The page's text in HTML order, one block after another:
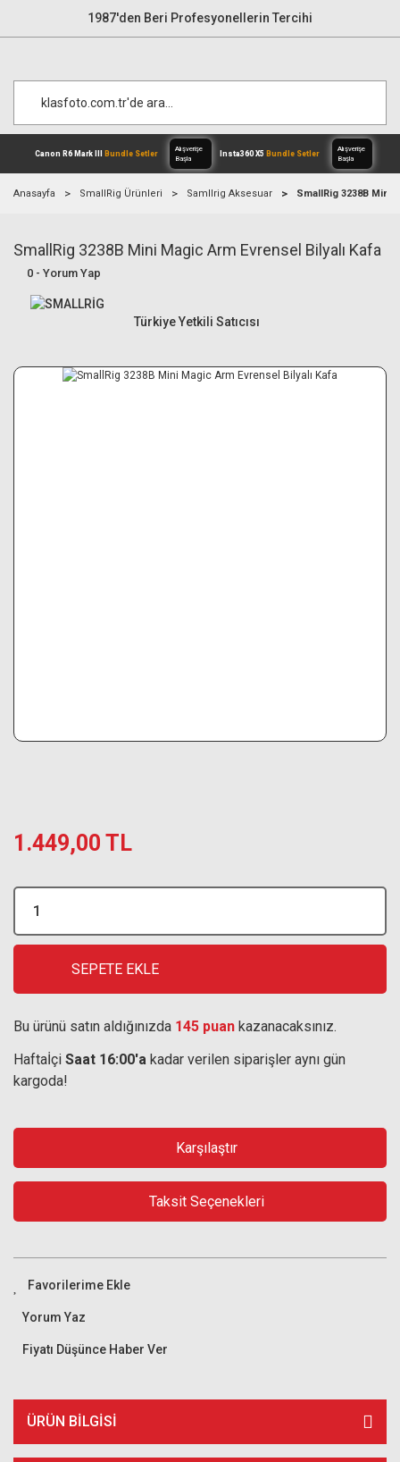
1987'den Beri Profesyonellerin Tercihi
Canon R6 Mark IIIBundle Setler
Alışverişe
Anasayfa SmallRig Ürünleri Samllrig Aksesuar SmallRig 3238B Mini
SmallRig 3238B Mini Magic Arm Evrensel Bilyalı Kafa
0 - Yorum Yap
Türkiye Yetkili Satıcısı
1.449,00 TL
SEPETE EKLE
Bu ürünü satın aldığınızda 145 puan kazanacaksınız.
Haftaİçi Saat 16:00'a kadar verilen siparişler aynı gün
kargoda!
Karşılaştır
Taksit Seçenekleri
Yorum Yaz
Fiyatı Düşünce Haber Ver
ÜRÜN BILGISI